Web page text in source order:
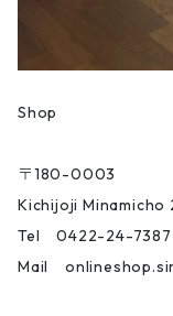
Shop
〒180-0003
Kichijoji Minamicho
Tel 0422-24-7387
Mail